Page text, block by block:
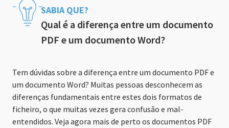
SABIA QUE?
Qual é a diferença entre um documento
PDF e um documento Word?
Tem dúvidas sobre a diferença entre um documento PDF e
um documento Word? Muitas pessoas desconhecem as
diferenças fundamentais entre estes dois formatos de
ficheiro, o que muitas vezes gera confusão e mal-
entendidos. Veja agora mais de perto os documentos PDF